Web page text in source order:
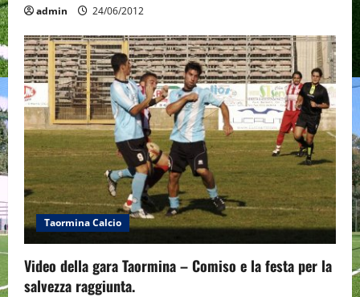
admin 24/06/2012
Taormina Calcio
Video della gara Taormina – Comiso e la festa per la
salvezza raggiunta.